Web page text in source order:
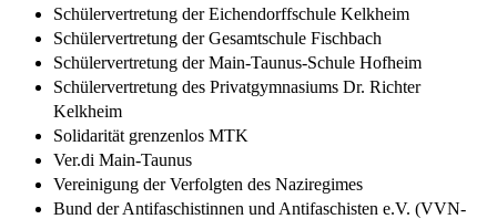
Schülervertretung der Eichendorffschule Kelkheim
Schülervertretung der Gesamtschule Fischbach
Schülervertretung der Main-Taunus-Schule Hofheim
Schülervertretung des Privatgymnasiums Dr. Richter
Kelkheim
Solidarität grenzenlos MTK
Ver.di Main-Taunus
Vereinigung der Verfolgten des Naziregimes
Bund der Antifaschistinnen und Antifaschisten e.V. (VVN-